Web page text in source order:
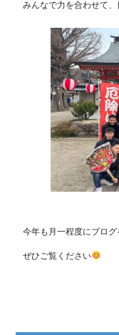
みんなで力を合わせて、
今年も月一程度にブログ
ぜひご覧ください